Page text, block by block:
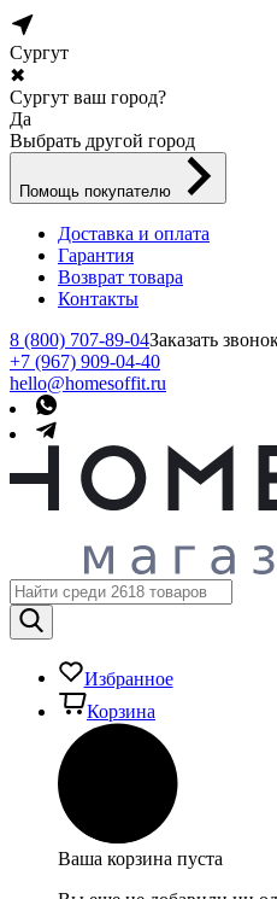
Сургут
✖
Сургут ваш город?
Да
Выбрать другой город
Помощь покупателю
Доставка и оплата
Гарантия
Возврат товара
Контакты
8 (800) 707-89-04Заказать
+7 (967) 909-04-40
hello@homesoffit.ru
Избранное
Корзина
Ваша корзина пуста